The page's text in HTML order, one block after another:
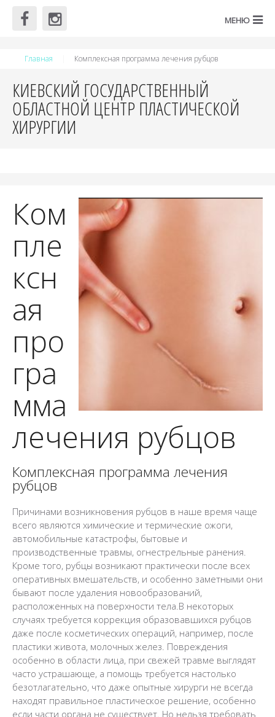
Главная Комплексная программа лечения рубцов
КИЕВСКИЙ ГОСУДАРСТВЕННЫЙ
ОБЛАСТНОЙ ЦЕНТР ПЛАСТИЧЕСКОЙ
ХИРУРГИИ
Ком
пле
ксн
ая
про
гра
мма
лечения рубцов
Комплексная программа лечения
рубцов
Причинами возникновения рубцов в наше время чаще
всего являются химические и термические ожоги,
автомобильные катастрофы, бытовые и
производственные травмы, огнестрельные ранения.
Кроме того, рубцы возникают практически после всех
оперативных вмешательств, и особенно заметными они
бывают после удаления новообразований,
расположенных на поверхности тела.В некоторых
случаях требуется коррекция образовавшихся рубцов
даже после косметических операций, например, после
пластики живота, молочных желез. Повреждения
особенно в области лица, при свежей травме выглядят
часто устрашающе, а помощь требуется настолько
безотлагательно, что даже опытные хирурги не всегда
находят правильное пластическое решение, особенно
если части органа не существует. Но нельзя требовать